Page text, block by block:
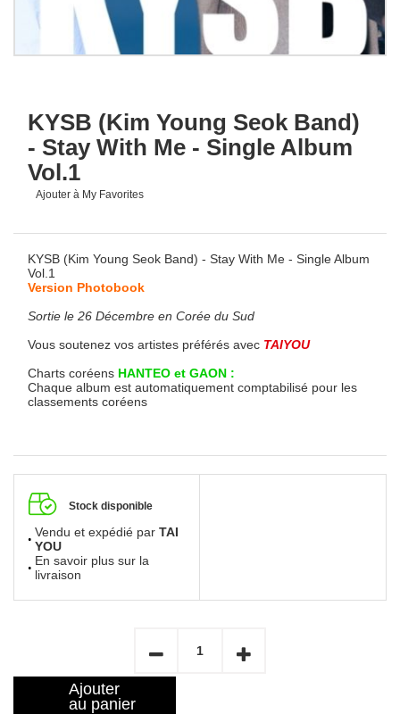
KYSB (Kim Young Seok Band)
- Stay With Me - Single Album
Vol.1
Ajouter à My Favorites
KYSB (Kim Young Seok Band) - Stay With Me - Single Album
Vol.1
Version Photobook
Sortie le 26 Décembre en Corée du Sud
Vous soutenez vos artistes préférés avec TAIYOU
Charts coréens HANTEO et GAON :
Chaque album est automatiquement comptabilisé pour les
classements coréens
Stock disponible
Vendu et expédié par TAI
YOU
En savoir plus sur la
livraison
Ajouter
au panier